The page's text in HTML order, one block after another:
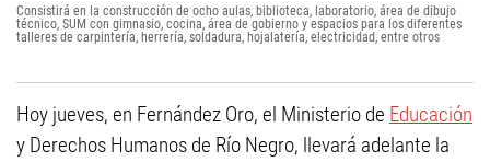
Consistirá en la construcción de ocho aulas, biblioteca, laboratorio, área de dibujo
técnico, SUM con gimnasio, cocina, área de gobierno y espacios para los diferentes
talleres de carpintería, herrería, soldadura, hojalatería, electricidad, entre otros
Hoy jueves, en Fernández Oro, el Ministerio de Educación
y Derechos Humanos de Río Negro, llevará adelante la